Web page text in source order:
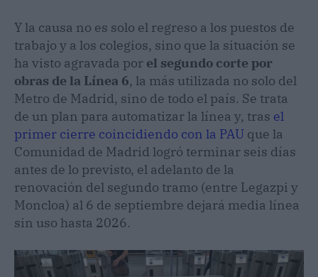
Y la causa no es solo el regreso a los puestos de
trabajo y a los colegios, sino que la situación se
ha visto agravada por el segundo corte por
obras de la Línea 6, la más utilizada no solo del
Metro de Madrid, sino de todo el país. Se trata
de un plan para automatizar la línea y, tras el
primer cierre coincidiendo con la PAU que la
Comunidad de Madrid logró terminar seis días
antes de lo previsto, el adelanto de la
renovación del segundo tramo (entre Legazpi y
Moncloa) al 6 de septiembre dejará media línea
sin uso hasta 2026.